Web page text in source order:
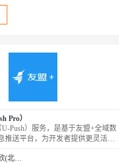
二要素-...
Pro）
Push）服务，是基于友盟+全域数
推送平台，为开发者提供更灵活、
。PS：购买成功后，需要在友盟
友盟同欣(北京)科技有限公司